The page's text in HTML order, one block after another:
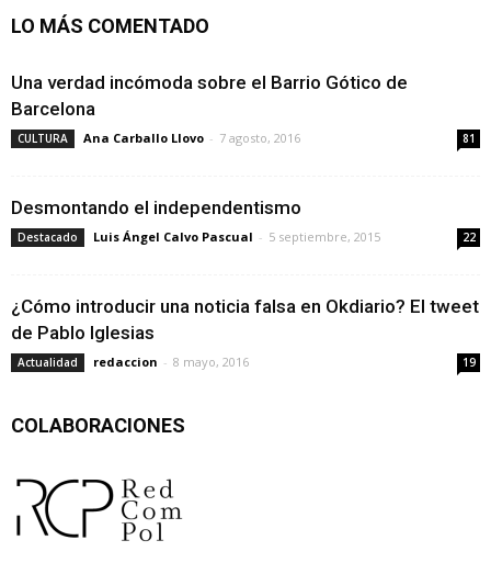
LO MÁS COMENTADO
Una verdad incómoda sobre el Barrio Gótico de
Barcelona
CULTURA Ana Carballo Llovo - 7 agosto, 2016 81
Desmontando el independentismo
Destacado Luis Ángel Calvo Pascual - 5 septiembre, 2015 22
¿Cómo introducir una noticia falsa en Okdiario? El tweet
de Pablo Iglesias
Actualidad redaccion - 8 mayo, 2016 19
COLABORACIONES